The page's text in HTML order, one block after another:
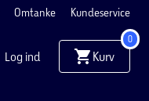
Omtanke Kundeservice
Log ind Kurv
0